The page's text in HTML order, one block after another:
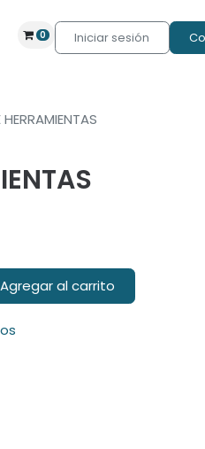
0 Iniciar sesión
HERRAMIENTAS
Agregar al carrito